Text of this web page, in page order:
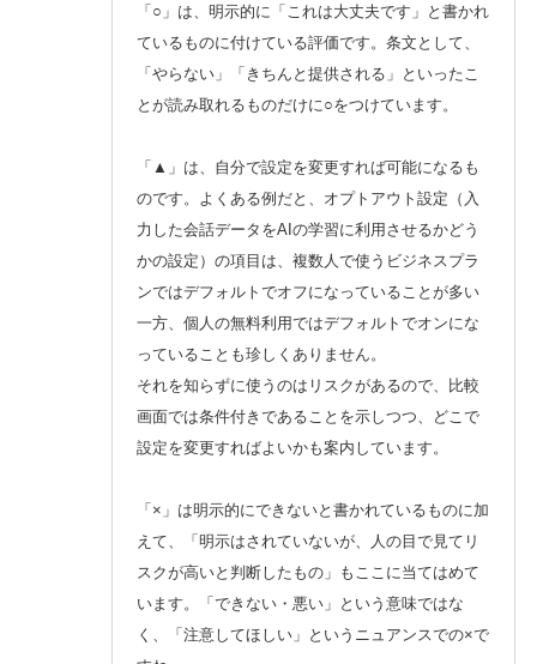
「○」は、明示的に「これは大丈夫です」と書かれ
ているものに付けている評価です。条文として、
「やらない」「きちんと提供される」といったこ
とが読み取れるものだけに○をつけています。
「▲」は、自分で設定を変更すれば可能になるも
のです。よくある例だと、オプトアウト設定（入
力した会話データをAIの学習に利用させるかどう
かの設定）の項目は、複数人で使うビジネスプラ
ンではデフォルトでオフになっていることが多い
一方、個人の無料利用ではデフォルトでオンにな
っていることも珍しくありません。
それを知らずに使うのはリスクがあるので、比較
画面では条件付きであることを示しつつ、どこで
設定を変更すればよいかも案内しています。
「×」は明示的にできないと書かれているものに加
えて、「明示はされていないが、人の目で見てリ
スクが高いと判断したもの」もここに当てはめて
います。「できない・悪い」という意味ではな
く、「注意してほしい」というニュアンスでの×で